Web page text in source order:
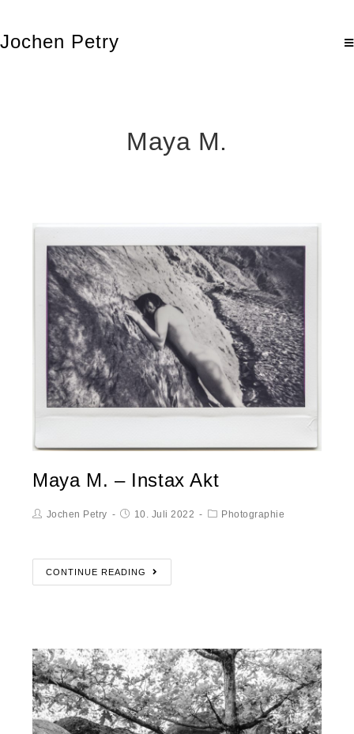
Jochen Petry
Maya M.
Maya M. – Instax Akt
Jochen Petry 10. Juli 2022 Photographie
CONTINUE READING